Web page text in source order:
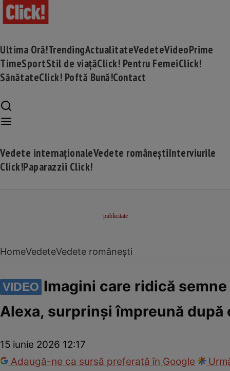
Ultima Oră!TrendingActualitateVedeteVideoPrime
TimeSportStil de viațăClick! Pentru FemeiClick!
SănătateClick! Poftă Bună!Contact
Vedete internaționaleVedete româneștiInterviurile
Click!Paparazzii Click!
HomeVedeteVedete românești
VIDEO Imagini care ridică
Alexa, surprinși împreună
15 iunie 2026 12:17
Adaugă-ne ca sursă preferată în Google